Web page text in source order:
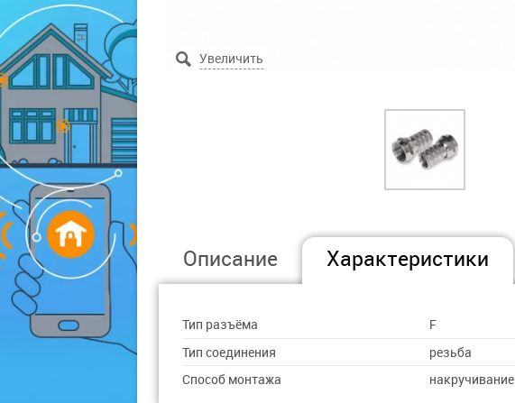
Описание Характеристики
Тип разъёма
F
Тип соединения
резьба
Способ монтажа
накручивание